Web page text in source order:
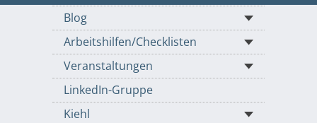
Blog
Arbeitshilfen/Checklisten
Veranstaltungen
LinkedIn-Gruppe
Kiehl